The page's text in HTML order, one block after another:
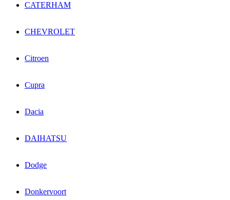
CATERHAM
CHEVROLET
Citroen
Cupra
Dacia
DAIHATSU
Dodge
Donkervoort